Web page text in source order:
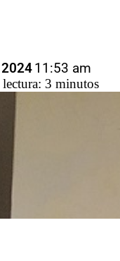
11:53 am
3 minutos